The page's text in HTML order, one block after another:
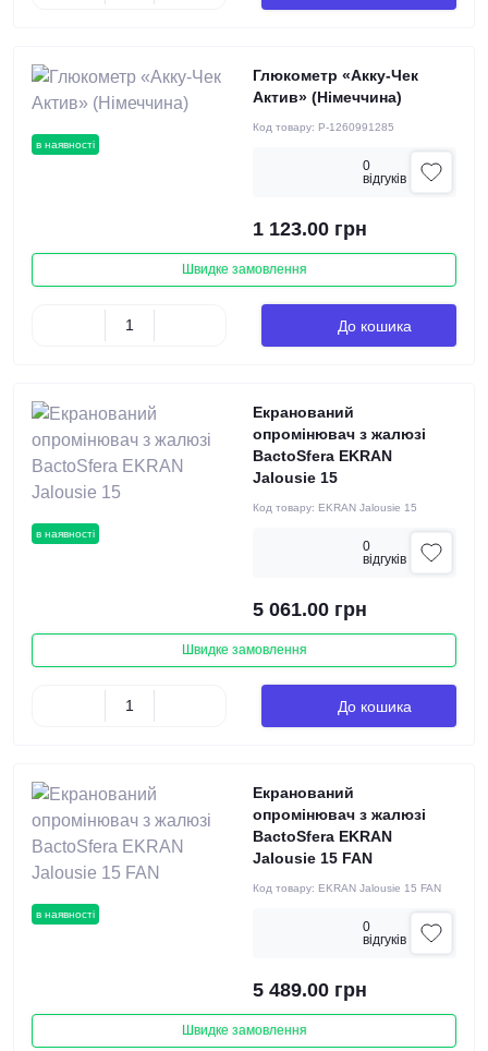
в наявності
Глюкометр «Акку-Чек
Актив» (Німеччина)
Код товару: P-1260991285
0
вiдгукiв
1 123.00 грн
Швидке замовлення
До кошика
в наявності
Екранований
опромінювач з жалюзі
BactoSfera EKRAN
Jalousie 15
Код товару: EKRAN Jalousie 15
0
вiдгукiв
5 061.00 грн
Швидке замовлення
До кошика
в наявності
Екранований
опромінювач з жалюзі
BactoSfera EKRAN
Jalousie 15 FAN
Код товару: EKRAN Jalousie 15 FAN
0
вiдгукiв
5 489.00 грн
Швидке замовлення